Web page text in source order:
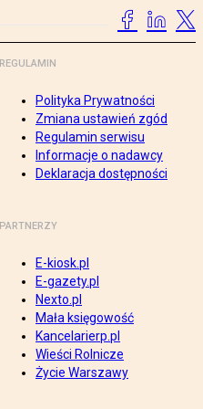
REGULAMIN
Polityka Prywatności
Zmiana ustawień zgód
Regulamin serwisu
Informacje o nadawcy
Deklaracja dostępności
PARTNERZY
E-kiosk.pl
E-gazety.pl
Nexto.pl
Mała księgowość
Kancelarierp.pl
Wieści Rolnicze
Życie Warszawy